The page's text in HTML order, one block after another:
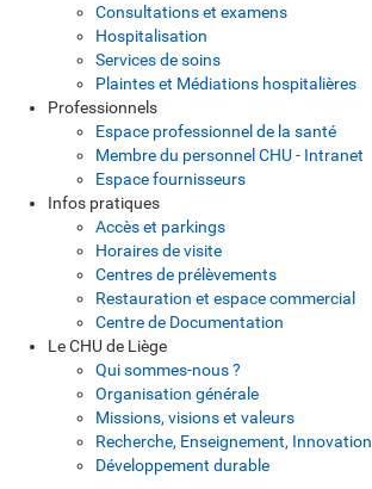
Consultations et examens
Hospitalisation
Services de soins
Plaintes et Médiations hospitalières
Professionnels
Espace professionnel de la santé
Membre du personnel CHU - Intranet
Espace fournisseurs
Infos pratiques
Accès et parkings
Horaires de visite
Centres de prélèvements
Restauration et espace commercial
Centre de Documentation
Le CHU de Liège
Qui sommes-nous ?
Organisation générale
Missions, visions et valeurs
Recherche, Enseignement, Innovation
Développement durable